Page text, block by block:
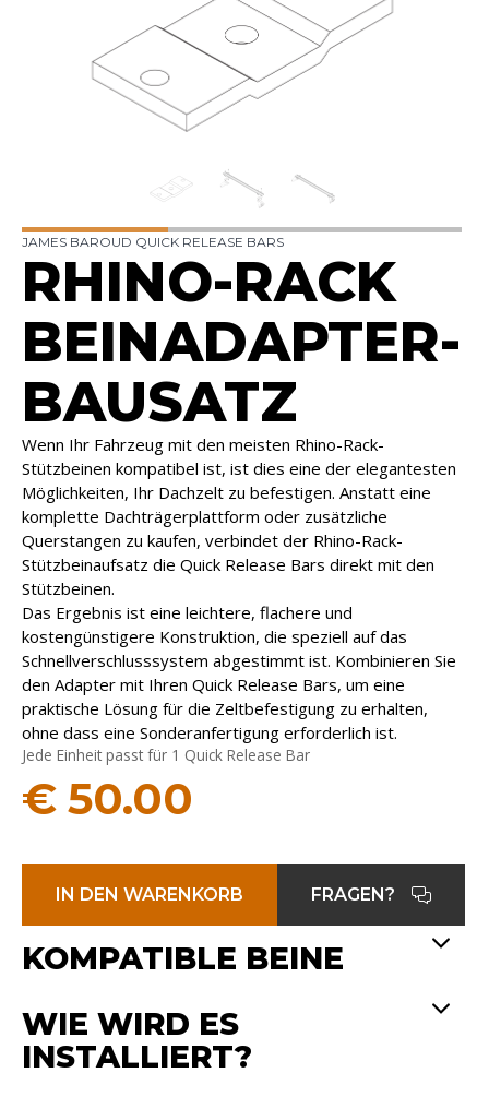
JAMES BAROUD QUICK RELEASE BARS
RHINO-RACK
BEINADAPTER-
BAUSATZ
Wenn Ihr Fahrzeug mit den meisten Rhino-Rack-
Stützbeinen kompatibel ist, ist dies eine der elegantesten
Möglichkeiten, Ihr Dachzelt zu befestigen. Anstatt eine
komplette Dachträgerplattform oder zusätzliche
Querstangen zu kaufen, verbindet der Rhino-Rack-
Stützbeinaufsatz die Quick Release Bars direkt mit den
Stützbeinen.
Das Ergebnis ist eine leichtere, flachere und
kostengünstigere Konstruktion, die speziell auf das
Schnellverschlusssystem abgestimmt ist. Kombinieren Sie
den Adapter mit Ihren Quick Release Bars, um eine
praktische Lösung für die Zeltbefestigung zu erhalten,
ohne dass eine Sonderanfertigung erforderlich ist.
Jede Einheit passt für 1 Quick Release Bar
€ 50.00
IN DEN WARENKORB FRAGEN?
KOMPATIBLE BEINE
WIE WIRD ES
INSTALLIERT?